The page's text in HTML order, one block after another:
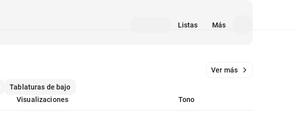
Listas Más
Ver más
Tablaturas de bajo
Visualizaciones Tono